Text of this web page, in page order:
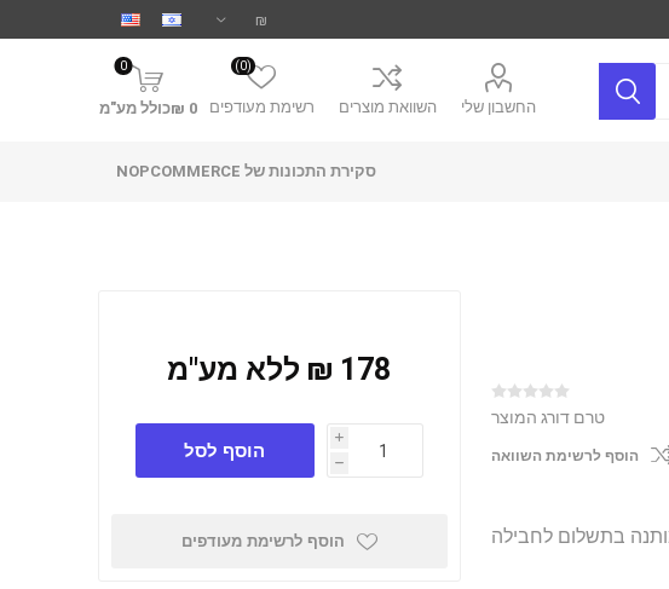
החשבון שלי השוואת מוצרים רשימת מעודפים
(0)
0
0 ₪כולל מע"מ
סקירת התכונות של NOPCOMMERCE
טרם דורג המוצר
הוסף לרשימת השוואה
מתנה מותנה בתשלום לחבילה
178 ₪ ללא מע"מ
i
h
הוסף לסל
הוסף לרשימת מעודפים